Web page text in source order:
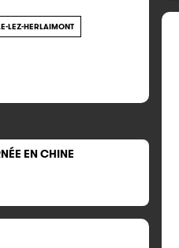
LEZ-HERLAIMONT
EN CHINE